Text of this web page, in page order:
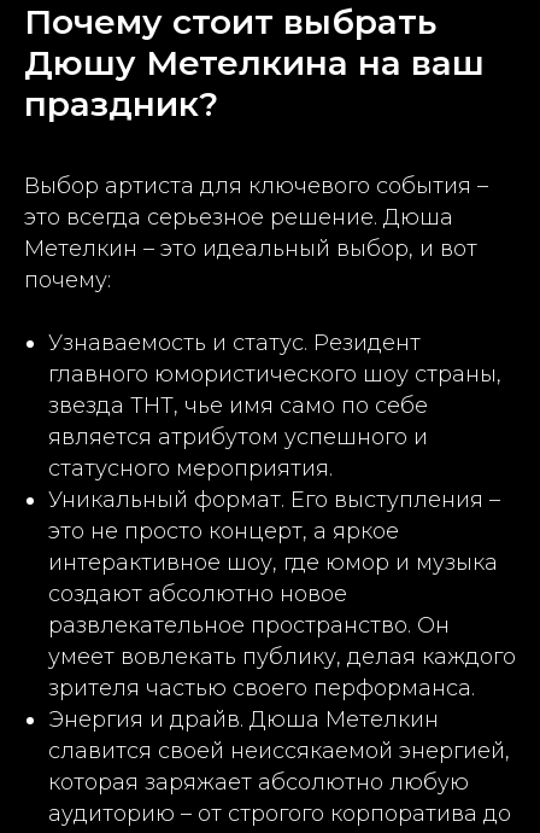
Почему стоит выбрать
Дюшу Метелкина на ваш
праздник?
Выбор артиста для ключевого события –
это всегда серьезное решение. Дюша
Метелкин – это идеальный выбор, и вот
почему:
Узнаваемость и статус. Резидент
главного юмористического шоу страны,
звезда ТНТ, чье имя само по себе
является атрибутом успешного и
статусного мероприятия.
Уникальный формат. Его выступления –
это не просто концерт, а яркое
интерактивное шоу, где юмор и музыка
создают абсолютно новое
развлекательное пространство. Он
умеет вовлекать публику, делая каждого
зрителя частью своего перформанса.
Энергия и драйв. Дюша Метелкин
славится своей неиссякаемой энергией,
которая заряжает абсолютно любую
аудиторию – от строгого корпоратива до